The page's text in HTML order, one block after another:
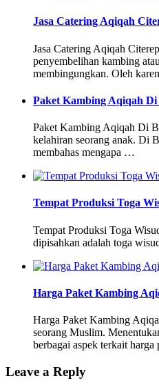
Jasa Catering Aqiqah
Jasa Catering Aqiqah
penyembelihan kambing
membingungkan. Oleh
Paket Kambing Aqiqah
Paket Kambing Aqiqah Di
kelahiran seorang anak. Di
membahas mengapa …
Tempat Produksi Toga
Tempat Produksi Toga
dipisahkan adalah toga
Harga Paket Kambing
Harga Paket Kambing
seorang Muslim.
berbagai aspek terkait
Leave a Reply